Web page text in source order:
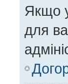
Якщо
для